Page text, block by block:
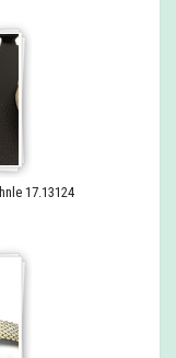
17.13124